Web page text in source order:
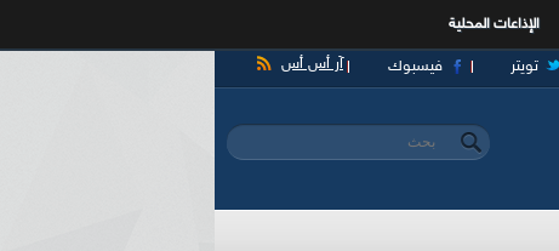
الإذاعات المحلية
آر أس أس فيسبوك تويتر
استمارة البحث
‏بحث ‏